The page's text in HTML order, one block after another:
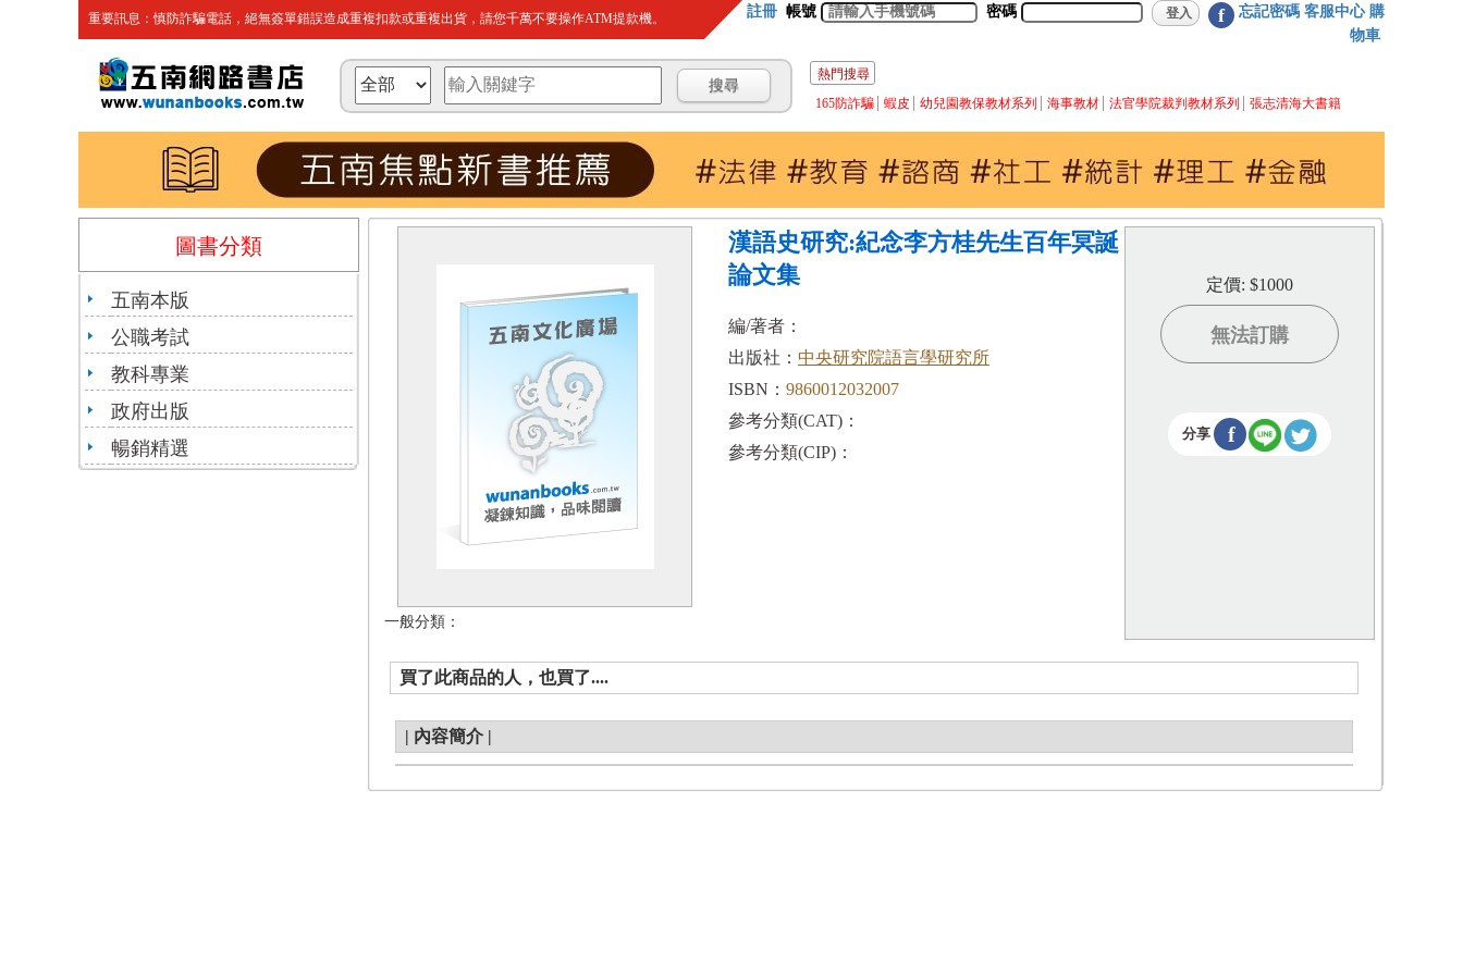
重要訊息：慎防詐騙電話，絕無簽單錯誤造成重複扣款或重複出貨，請您千萬不要操作ATM提款機。 註冊 帳號 密碼 f 忘記密碼 客服中心 購
物車
熱門搜尋
165防詐騙
蝦皮 幼兒園教保教材系列 海事教材 法官學院裁判教材系列 張志清海大書籍
圖書分類
五南本版
公職考試
教科專業
政府出版
暢銷精選
一般分類：
漢語史研究:紀念李方桂先生百年冥誕
論文集
編/著者：
出版社： 中央研究院語言學研究所
ISBN： 9860012032007
參考分類(CAT)：
參考分類(CIP)：
定價: $1000
無法訂購
分享 f
買了此商品的人，也買了....
| 內容簡介 |